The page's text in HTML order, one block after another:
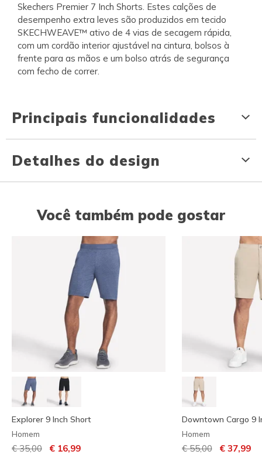
Skechers Premier 7 Inch Shorts. Estes calções de
desempenho extra leves são produzidos em tecido
SKECHWEAVE™ ativo de 4 vias de secagem rápida,
com um cordão interior ajustável na cintura, bolsos à
frente para as mãos e um bolso atrás de segurança
com fecho de correr.
Principais funcionalidades
Detalhes do design
Você também pode gostar
Explorer 9 Inch Short
Homem
Preço com desconto de
€ 35,00 para
€ 16,99
Downtown Cargo 9
Homem
Preço com
€ 55,00para
€ 37,99